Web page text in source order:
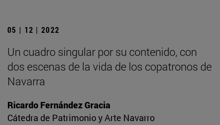
05 | 12 | 2022
Un cuadro singular por su contenido, con
dos escenas de la vida de los copatronos de
Navarra
Ricardo Fernández Gracia
Cátedra de Patrimonio y Arte Navarro